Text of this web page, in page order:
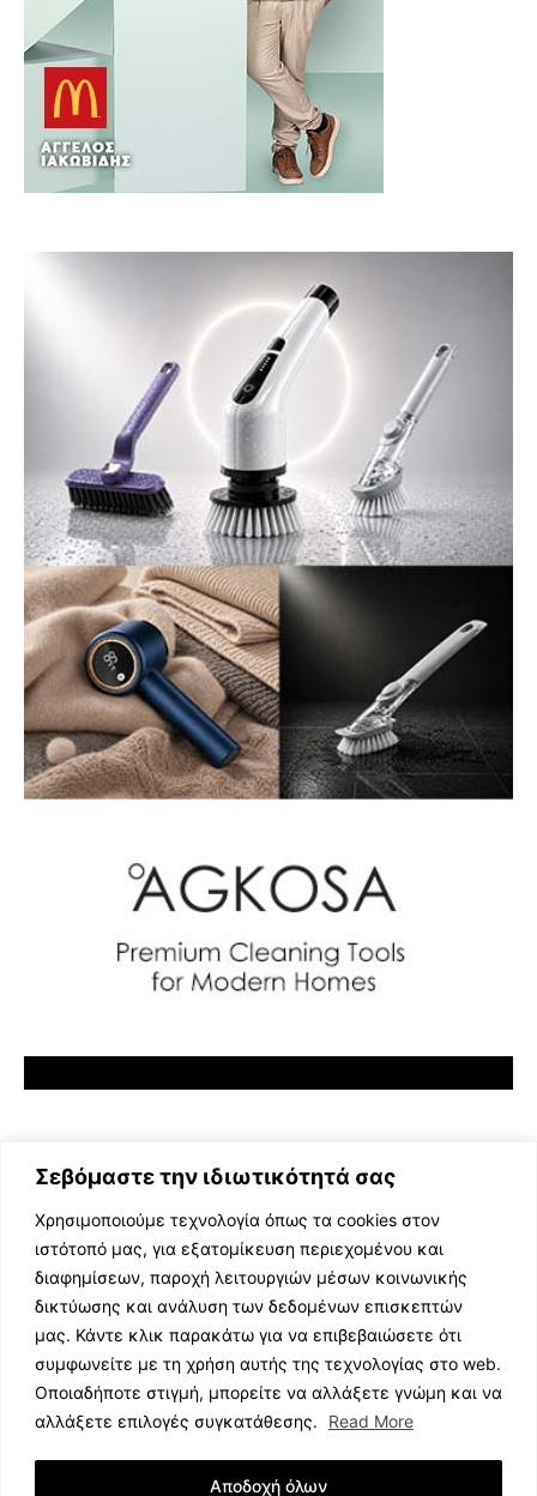
Σεβόμαστε την ιδιωτικότητά σας
Χρησιμοποιούμε τεχνολογία όπως τα cookies στον
ιστότοπό μας, για εξατομίκευση περιεχομένου και
διαφημίσεων, παροχή λειτουργιών μέσων κοινωνικής
δικτύωσης και ανάλυση των δεδομένων επισκεπτών
μας. Κάντε κλικ παρακάτω για να επιβεβαιώσετε ότι
συμφωνείτε με τη χρήση αυτής της τεχνολογίας στο web.
Οποιαδήποτε στιγμή, μπορείτε να αλλάξετε γνώμη και να
αλλάξετε επιλογές συγκατάθεσης.
Read More
Αποδοχή όλων
ΕΛΛΗΝΙΚΗ ΜΟΥΣΙΚΗ
TV SHOWS
EVENTS
ΘΕΑΤΡΟ
ΔΙΑΓΩΝΙΣΜΟΙ
STOA CULTURA